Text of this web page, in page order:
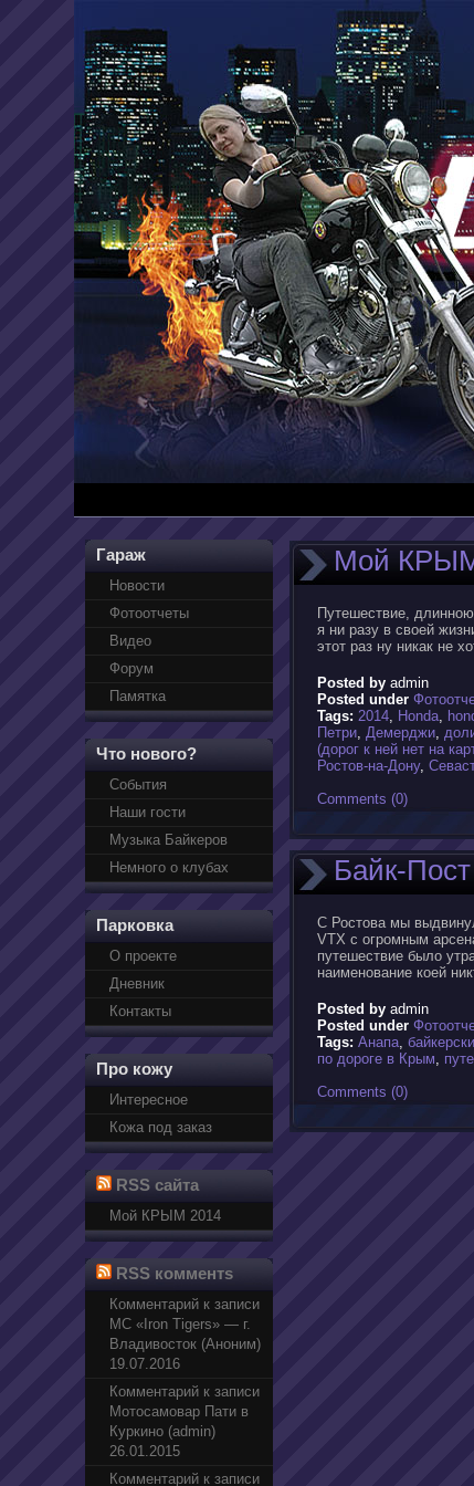
Гараж
Новости
Фотоотчеты
Видео
Форум
Памятка
Что нового?
События
Наши гости
Музыка Байкеров
Немного о клубах
Парковка
О проекте
Дневник
Контакты
Про кожу
Интересное
Кожа под заказ
RSS сайта
Мой КРЫМ 2014
RSS комментs
Комментарий к записи
МС «Iron Tigers» — г.
Владивосток (Аноним)
19.07.2016
Комментарий к записи
Мотосамовар Пати в
Куркино (admin)
26.01.2015
Комментарий к записи
Мой
Путешествие,
я ни разу в своей
этот раз ну никак не
Posted by admin
Posted under
Tags: 2014, Honda,
Петри, Демерджи,
(дорог к ней нет на
Ростов-на-Дону,
Comments (0)
Байк-
С Ростова мы
VTX с огромным
путешествие было
наименование коей
Posted by admin
Posted under
Tags: Анапа,
по дороге в Крым,
Comments (0)